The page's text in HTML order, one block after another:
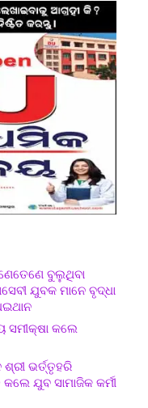
ବୁଲୁଥିବା
ଯୁବକ ମାନେ ବୃଦ୍ଧା
ସମୀକ୍ଷା କଲେ
ଶ୍ରୀ ଭର୍ତ୍ତୃହରି
ଯୁବ ସାମାଜିକ କର୍ମୀ